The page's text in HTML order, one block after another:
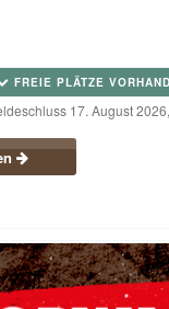
FREIE PLÄTZE
17. August